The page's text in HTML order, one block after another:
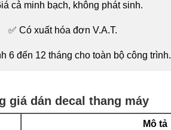
cả minh bạch, không phát sinh.
✅ Có xuất hóa đơn V.A.T.
6 đến 12 tháng cho toàn bộ công trình.
giá dán decal thang máy
Mô tả